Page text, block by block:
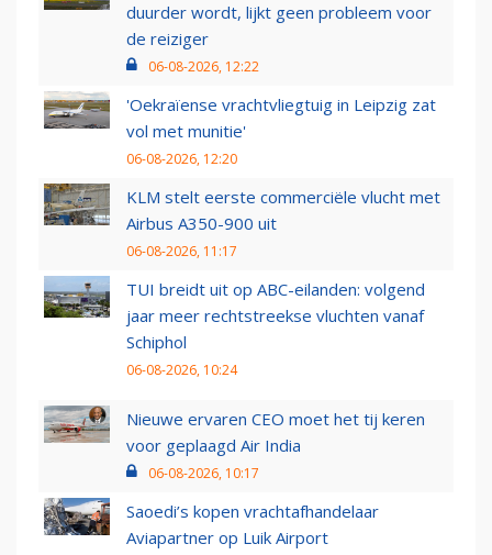
duurder wordt, lijkt geen probleem voor
de reiziger
06-08-2026, 12:22
'Oekraïense vrachtvliegtuig in Leipzig zat
vol met munitie'
06-08-2026, 12:20
KLM stelt eerste commerciële vlucht met
Airbus A350-900 uit
06-08-2026, 11:17
TUI breidt uit op ABC-eilanden: volgend
jaar meer rechtstreekse vluchten vanaf
Schiphol
06-08-2026, 10:24
Nieuwe ervaren CEO moet het tij keren
voor geplaagd Air India
06-08-2026, 10:17
Saoedi’s kopen vrachtafhandelaar
Aviapartner op Luik Airport